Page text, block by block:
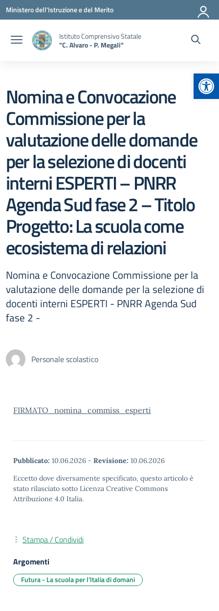
Vai ai contenuti
Vai al menu di navigazione
Vai al footer
Ministero dell'Istruzione e del Merito
Istituto Comprensivo Statale
"C. Alvaro - P. Megali"
Nomina e Convocazione
Commissione per la
valutazione delle domande
per la selezione di docenti
interni ESPERTI – PNRR
Agenda Sud fase 2 – Titolo
Progetto: La scuola come
ecosistema di relazioni
Nomina e Convocazione Commissione per la
valutazione delle domande per la selezione di
docenti interni ESPERTI - PNRR Agenda Sud
fase 2 -
Personale scolastico
FIRMATO_nomina_commiss_esperti
Pubblicato: 10.06.2026 - Revisione: 10.06.2026
Eccetto dove diversamente specificato, questo articolo è
stato rilasciato sotto Licenza Creative Commons
Attribuzione 4.0 Italia.
Stampa / Condividi
Argomenti
Futura - La scuola per l'Italia di domani